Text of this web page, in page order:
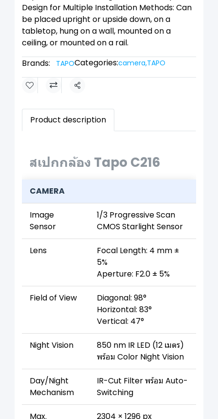
Design for Multiple Installation Methods: Can
be placed upright or upside down, on a
tabletop, hung on a wall, mounted on a
ceiling, or mounted on a rail.
Brands:
TAPOCategories:camera,TAPO
Share
Product description
สเปกกล้อง Tapo C216
CAMERA
Image
Sensor
1/3 Progressive Scan
CMOS Starlight Sensor
Lens
Focal Length: 4 mm ±
5%
Aperture: F2.0 ± 5%
Field of View
Diagonal: 98°
Horizontal: 83°
Vertical: 47°
Night Vision
850 nm IR LED (12 เมตร)
พร้อม Color Night Vision
Day/Night
Mechanism
IR-Cut Filter พร้อม Auto-
Switching
Max. 2304 × 1296 px